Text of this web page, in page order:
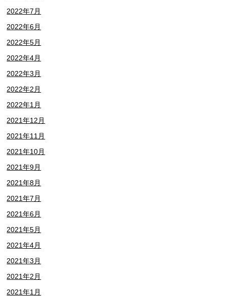
2022年7月
2022年6月
2022年5月
2022年4月
2022年3月
2022年2月
2022年1月
2021年12月
2021年11月
2021年10月
2021年9月
2021年8月
2021年7月
2021年6月
2021年5月
2021年4月
2021年3月
2021年2月
2021年1月